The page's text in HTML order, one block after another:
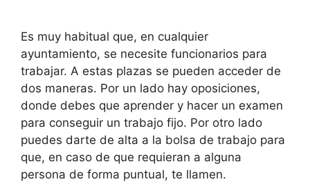
Es muy habitual que, en cualquier
ayuntamiento, se necesite funcionarios para
trabajar. A estas plazas se pueden acceder de
dos maneras. Por un lado hay oposiciones,
donde debes que aprender y hacer un examen
para conseguir un trabajo fijo. Por otro lado
puedes darte de alta a la bolsa de trabajo para
que, en caso de que requieran a alguna
persona de forma puntual, te llamen.